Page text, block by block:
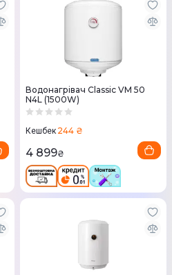
Водонагрівач Classic VM 50
N4L (1500W)
Кешбек 244 ₴
4 899₴